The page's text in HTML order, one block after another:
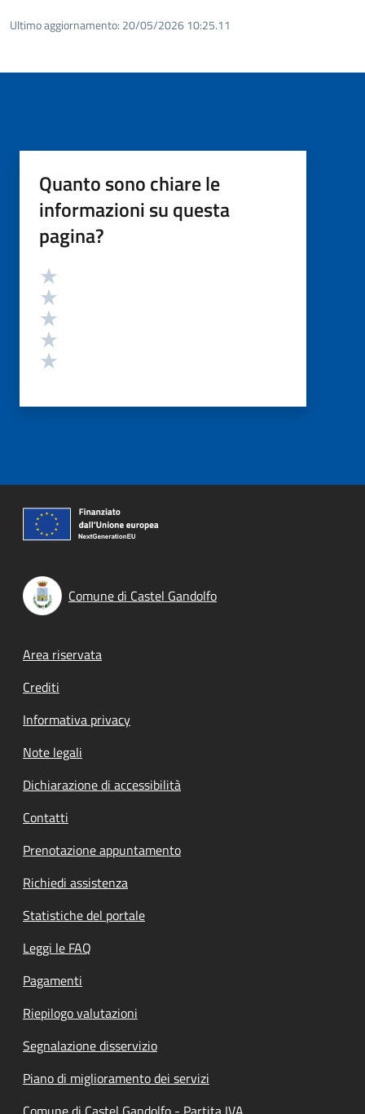
Ultimo aggiornamento: 20/05/2026 10:25.11
Quanto sono chiare le
informazioni su questa
pagina?
Valutazione
Comune di Castel Gandolfo
Footer menu
Area riservata
Crediti
Informativa privacy
Note legali
Dichiarazione di accessibilità
Contatti
Prenotazione appuntamento
Richiedi assistenza
Statistiche del portale
Leggi le FAQ
Pagamenti
Riepilogo valutazioni
Segnalazione disservizio
Piano di miglioramento dei servizi